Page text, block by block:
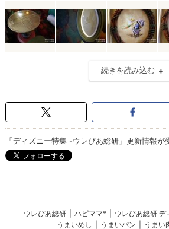
続きを読み込む
「ディズニー特集 -ウレぴあ総研」更新情報が
ウレぴあ総研 ハピママ* ウレぴあ総研 デ
うまいめし
うまいパン うまい